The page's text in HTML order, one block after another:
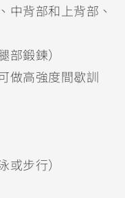
中背部和上背部、
部鍛鍊）
做高強度間歇訓
或步行）